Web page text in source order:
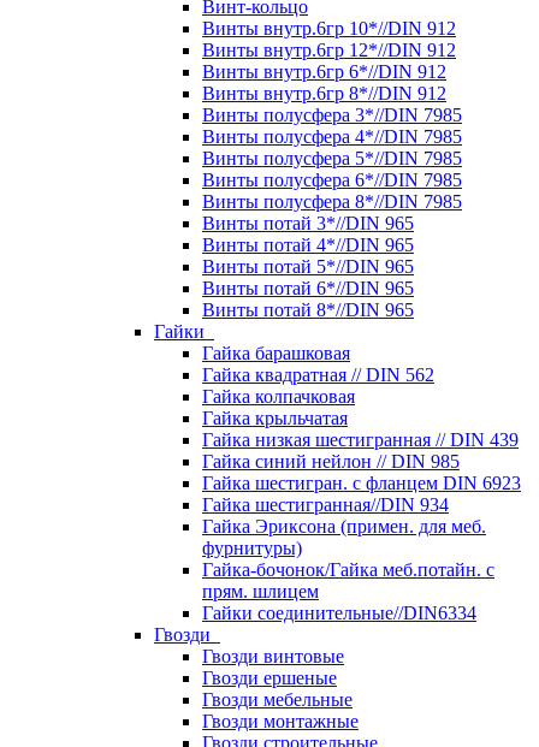
Винт-кольцо
Винты внутр.6гр 10*//DIN 912
Винты внутр.6гр 12*//DIN 912
Винты внутр.6гр 6*//DIN 912
Винты внутр.6гр 8*//DIN 912
Винты полусфера 3*//DIN 7985
Винты полусфера 4*//DIN 7985
Винты полусфера 5*//DIN 7985
Винты полусфера 6*//DIN 7985
Винты полусфера 8*//DIN 7985
Винты потай 3*//DIN 965
Винты потай 4*//DIN 965
Винты потай 5*//DIN 965
Винты потай 6*//DIN 965
Винты потай 8*//DIN 965
Гайки
Гайка барашковая
Гайка квадратная // DIN 562
Гайка колпачковая
Гайка крыльчатая
Гайка низкая шестигранная // DIN 439
Гайка синий нейлон // DIN 985
Гайка шестигран. с фланцем DIN 6923
Гайка шестигранная//DIN 934
Гайка Эриксона (примен. для меб.
фурнитуры)
Гайка-бочонок/Гайка меб.потайн. с
прям. шлицем
Гайки соединительные//DIN6334
Гвозди
Гвозди винтовые
Гвозди ершеные
Гвозди мебельные
Гвозди монтажные
Гвозди строительные